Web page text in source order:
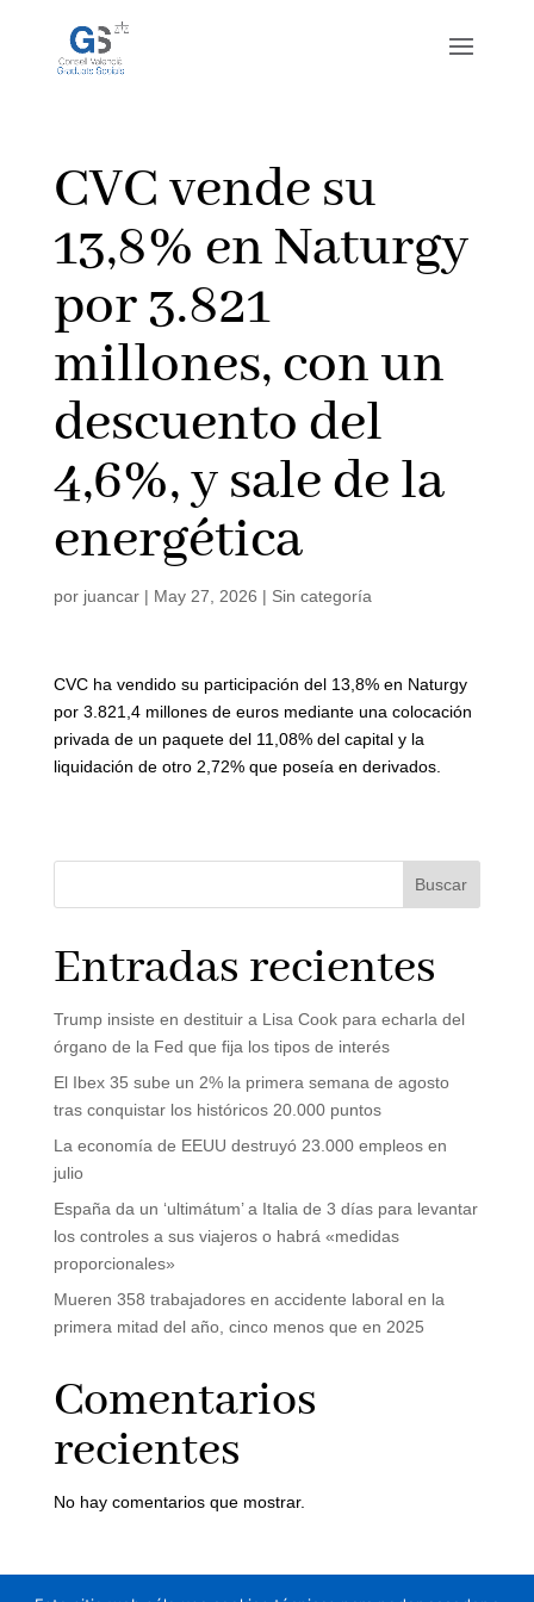
CVC vende su
13,8% en Naturgy
por 3.821
millones, con un
descuento del
4,6%, y sale de la
energética
por juancar| May 27, 2026 | Sin categoría
CVC ha vendido su participación del 13,8% en Naturgy
por 3.821,4 millones de euros mediante una colocación
privada de un paquete del 11,08% del capital y la
liquidación de otro 2,72% que poseía en derivados.
Buscar
Entradas recientes
Trump insiste en destituir a Lisa Cook para echarla del
órgano de la Fed que fija los tipos de interés
El Ibex 35 sube un 2% la primera semana de agosto
tras conquistar los históricos 20.000 puntos
La economía de EEUU destruyó 23.000 empleos en
julio
España da un ‘ultimátum’ a Italia de 3 días para levantar
los controles a sus viajeros o habrá «medidas
proporcionales»
Mueren 358 trabajadores en accidente laboral en la
primera mitad del año, cinco menos que en 2025
Comentarios
recientes
No hay comentarios que mostrar.